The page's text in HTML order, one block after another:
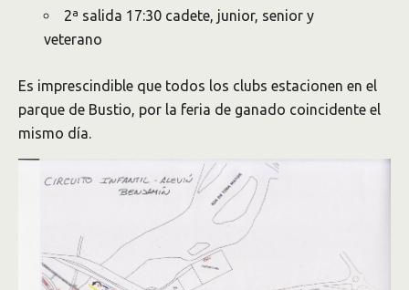
2ª salida 17:30 cadete, junior, senior y
veterano
Es imprescindible que todos los clubs estacionen en el
parque de Bustio, por la feria de ganado coincidente el
mismo día.